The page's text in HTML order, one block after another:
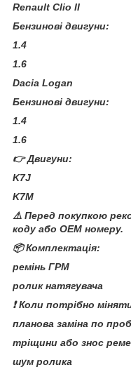
Renault Clio II
Бензинові двигуни:
1.4
1.6
Dacia Logan
Бензинові двигуни:
1.4
1.6
👉 Двигуни:
K7J
K7M
⚠️ Перед покупкою
коду або OEM номеру.
📦 Комплектація:
ремінь ГРМ
ролик натягувача
❗ Коли потрібно
планова заміна по
тріщини або знос
шум ролика